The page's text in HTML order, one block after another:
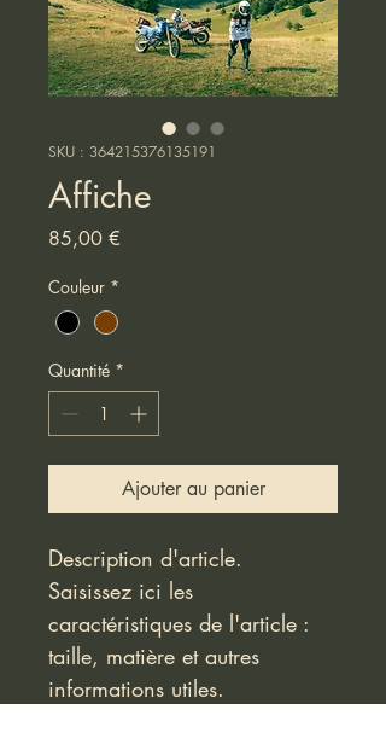
SKU : 364215376135191
Affiche
85,00 €
Couleur *
Quantité *
Ajouter au panier
Description d'article.
Saisissez ici les
caractéristiques de l'article :
taille, matière et autres
informations utiles.